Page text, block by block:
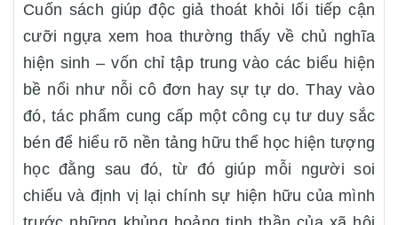
Cuốn sách giúp độc giả thoát khỏi lối tiếp cận
cưỡi ngựa xem hoa thường thấy về chủ nghĩa
hiện sinh – vốn chỉ tập trung vào các biểu hiện
bề nổi như nỗi cô đơn hay sự tự do. Thay vào
đó, tác phẩm cung cấp một công cụ tư duy sắc
bén để hiểu rõ nền tảng hữu thể học hiện tượng
học đằng sau đó, từ đó giúp mỗi người soi
chiếu và định vị lại chính sự hiện hữu của mình